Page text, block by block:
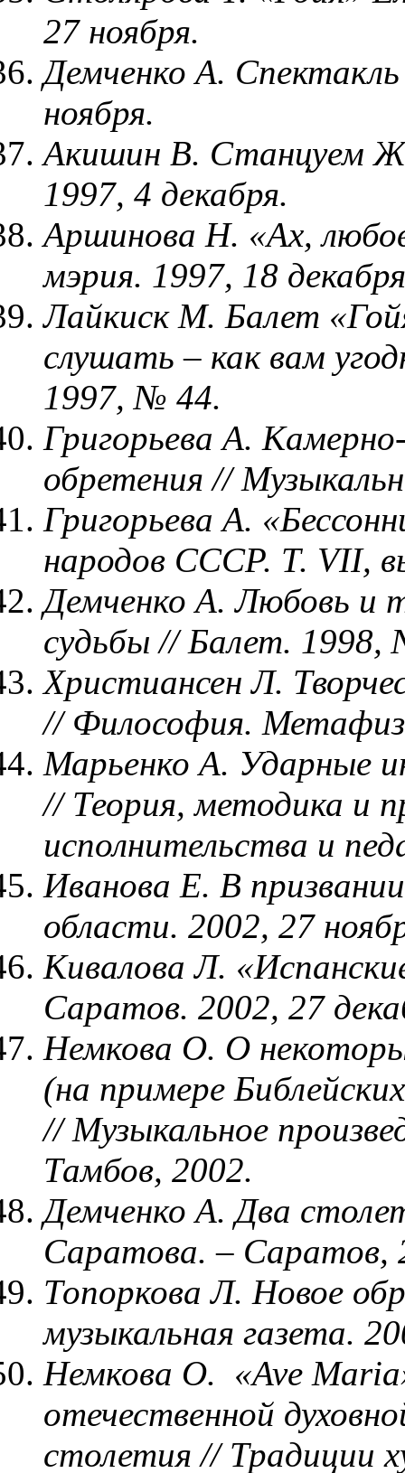
27 ноября.
Демченко А.
ноября.
Акишин В. Станцуем
1997, 4 декабря.
Аршинова Н. «Ах,
мэрия. 1997, 18
Лайкиск М. Балет
слушать – как вам
1997, № 44.
Григорьева А.
обретения //
Григорьева А.
народов СССР. Т. VII,
Демченко А. Любовь и
судьбы // Балет. 1998,
Христиансен Л.
// Философия.
Марьенко А. Ударные
// Теория, методика и
исполнительства и
Иванова Е. В
области. 2002, 27
Кивалова Л.
Саратов. 2002, 27
Немкова О. О
(на примере
// Музыкальное
Тамбов, 2002.
Демченко А. Два
Саратова. – Саратов,
Топоркова Л. Новое
музыкальная газета.
Немкова О. «Ave
отечественной
столетия // Традиции